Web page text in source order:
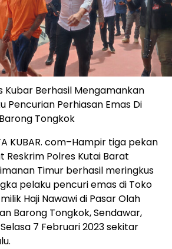
Kubar Berhasil Mengamankan
Pencurian Perhiasan Emas Di
Tongkok
KUBAR. com–Hampir tiga pekan
Reskrim Polres Kutai Barat
Timur berhasil meringkus
pelaku pencuri emas di Toko
Haji Nawawi di Pasar Olah
Barong Tongkok, Sendawar,
7 Februari 2023 sekitar